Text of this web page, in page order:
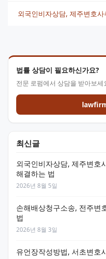
법률 상담이 필요하신가요?
전문 로펌에서 상담을 받아보세
최신글
외국인비자상담, 제주변호
해결하는 법
2026년 8월 5일
손해배상청구소송, 전주변
법
2026년 8월 3일
유언장작성방법, 서초변호